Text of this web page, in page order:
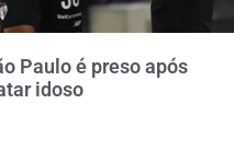
Paulo é preso após
idoso